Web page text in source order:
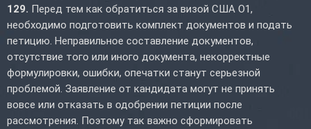
129. Перед тем как обратиться за визой США O1,
необходимо подготовить комплект документов и подать
петицию. Неправильное составление документов,
отсутствие того или иного документа, некорректные
формулировки, ошибки, опечатки станут серьезной
проблемой. Заявление от кандидата могут не принять
вовсе или отказать в одобрении петиции после
рассмотрения. Поэтому так важно сформировать